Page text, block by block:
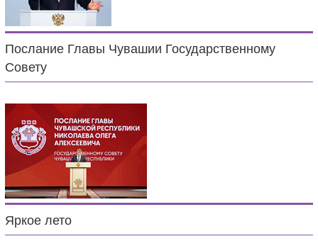
Послание Главы Чувашии Государственному
Совету
Яркое лето